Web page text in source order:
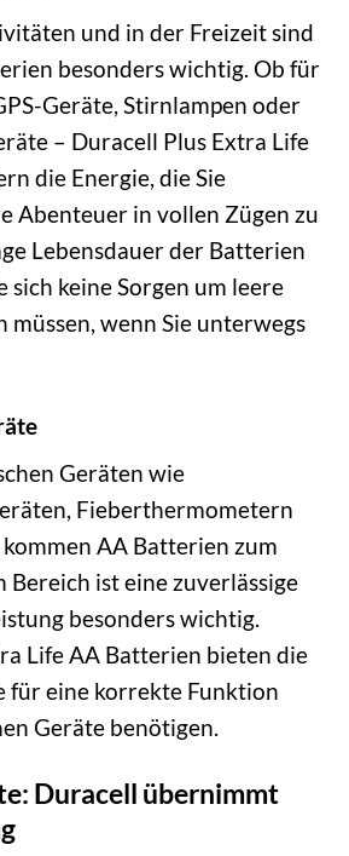
und in der Freizeit sind
besonders wichtig. Ob für
Geräte, Stirnlampen oder
– Duracell Plus Extra Life
die Energie, die Sie
Abenteuer in vollen Zügen zu
Lebensdauer der Batterien
sich keine Sorgen um leere
müssen, wenn Sie unterwegs
Geräten wie
Fieberthermometern
AA Batterien zum
Bereich ist eine zuverlässige
besonders wichtig.
Life AA Batterien bieten die
für eine korrekte Funktion
Geräte benötigen.
Duracell übernimmt